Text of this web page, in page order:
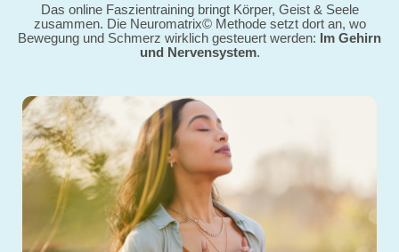
Das online Faszientraining bringt Körper, Geist & Seele
zusammen. Die Neuromatrix©Methode setzt dort an, wo
Bewegung und Schmerz wirklich gesteuert werden: Im Gehirn
und Nervensystem.